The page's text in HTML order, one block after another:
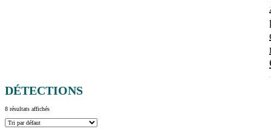
DÉTECTIONS
8 résultats affichés